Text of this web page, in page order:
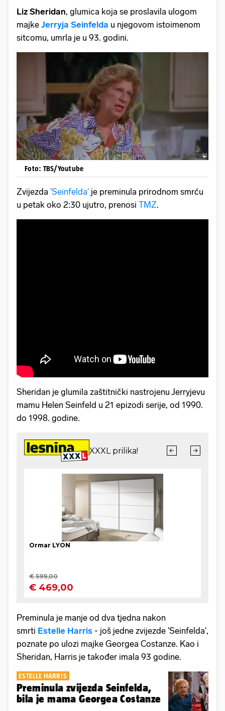
Liz Sheridan, glumica koja se proslavila ulogom
majke Jerryja Seinfelda u njegovom istoimenom
sitcomu, umrla je u 93. godini.
Foto: TBS/Youtube
Zvijezda 'Seinfelda' je preminula prirodnom smrću
u petak oko 2:30 ujutro, prenosi TMZ.
Sheridan je glumila zaštitnički nastrojenu Jerryjevu
mamu Helen Seinfeld u 21 epizodi serije, od 1990.
do 1998. godine.
Preminula je manje od dva tjedna nakon
smrti Estelle Harris - još jedne zvijezde 'Seinfelda',
poznate po ulozi majke Georgea Costanze. Kao i
Sheridan, Harris je također imala 93 godine.
ESTELLE HARRIS
Preminula zvijezda Seinfelda,
bila je mama Georgea Costanze